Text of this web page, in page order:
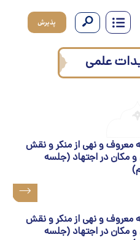
علمی
و نهی‌ از منکر و نقش
در اجتهاد (جلسه
و نهی‌ از منکر و نقش
در اجتهاد (جلسه